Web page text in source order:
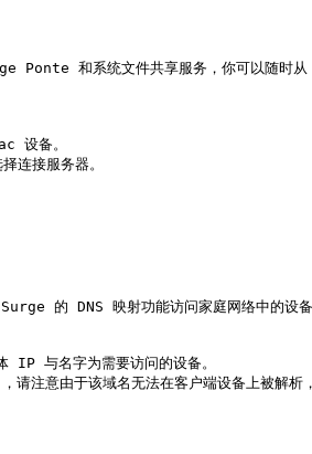
和系统文件共享服务，你可以随时从
设备。
连接服务器。
DNS 映射功能访问家庭网络中的设备
与名字为需要访问的设备。
意由于该域名无法在客户端设备上被解析